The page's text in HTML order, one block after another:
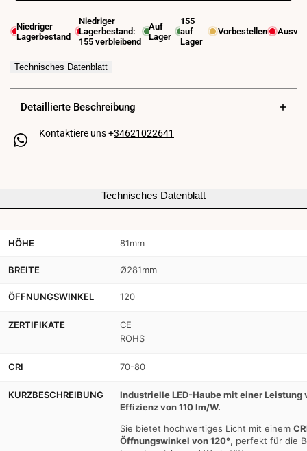
LED-
150W
IP65
5
LED-
150W
Niedriger
Lagerbestand
Niedriger
Lagerbestand:
155verbleibend
Auf
Lager
155
auf
Lager
Vorbestellen
Technisches Datenblatt
Detaillierte Beschreibung
Kontaktiere uns +34621022641
Technisches Datenblatt
HÖHE 81mm
BREITE Ø281mm
ÖFFNUNGSWINKEL 120
ZERTIFIKATE
CE
ROHS
CRI 70-80
KURZBESCHREIBUNG
Industrielle LED-Haube mit einer Leistung
Effizienz von 110 lm/W.
Sie bietet hochwertiges Licht mit einem
Öffnungswinkel von 120°, perfekt für die